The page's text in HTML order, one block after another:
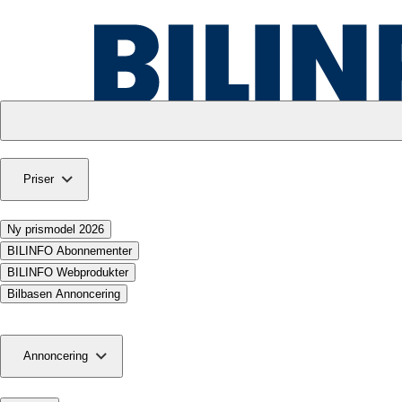
Priser
Ny prismodel 2026
BILINFO Abonnementer
BILINFO Webprodukter
Bilbasen Annoncering
Annoncering